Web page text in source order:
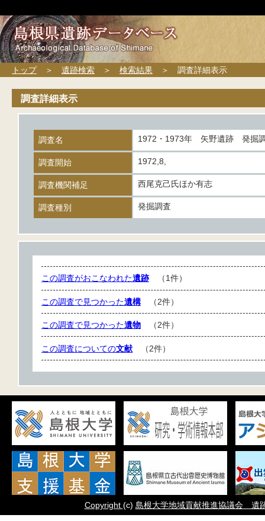
トップ＞ 遺跡検索 ＞ 検索結果 ＞ 調査詳細表示
調査詳細表示
調査名 1972・1973年 矢野遺跡 発掘
調査開始 1972,8,
調査機関補足 西尾克己氏ほか有志
調査種別 発掘調査
この調査がおこなわれた遺跡（1件）
この調査で見つかった遺構（2件）
この調査で見つかった遺物 （2件）
この調査についての文献 （2件）
Copyright (c) 島根大学地域貢献推進協議会 遺